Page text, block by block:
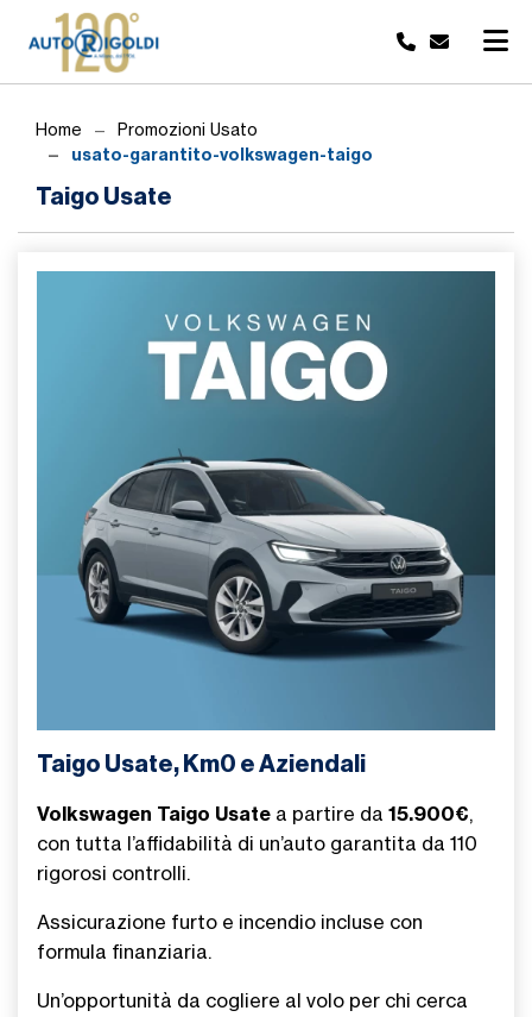
Taigo Usate
Home Promozioni Usato
usato-garantito-volkswagen-taigo
Taigo Usate, Km0 e Aziendali
Volkswagen Taigo Usate a partire da 15.900€,
con tutta l’affidabilità di un’auto garantita da 110
rigorosi controlli.
Assicurazione furto e incendio incluse con
formula finanziaria.
Un’opportunità da cogliere al volo per chi cerca